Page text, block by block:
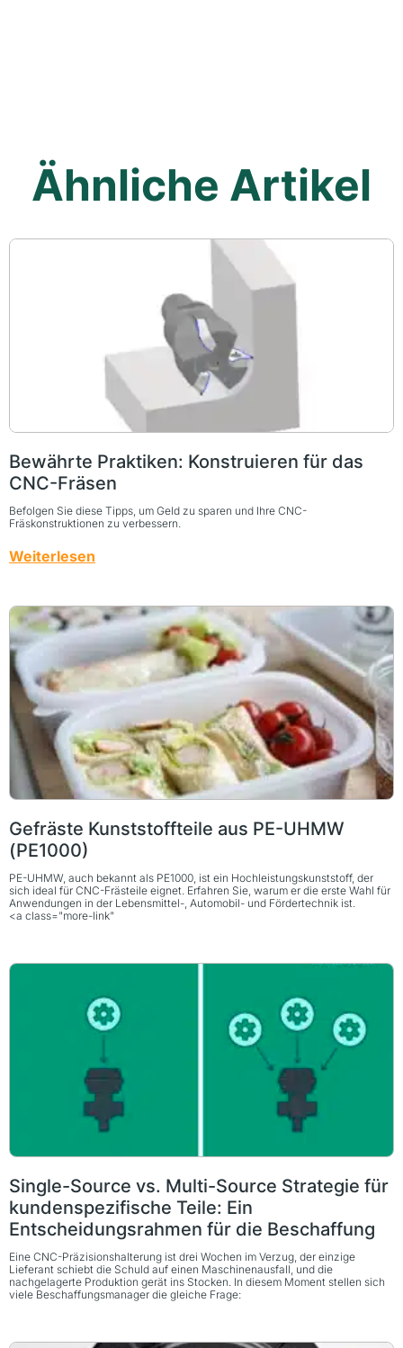
Ähnliche Artikel
Bewährte Praktiken: Konstruieren für das
CNC-Fräsen
Befolgen Sie diese Tipps, um Geld zu sparen und Ihre CNC-
Fräskonstruktionen zu verbessern.
Weiterlesen
Gefräste Kunststoffteile aus PE-UHMW
(PE1000)
PE-UHMW, auch bekannt als PE1000, ist ein Hochleistungskunststoff, der
sich ideal für CNC-Frästeile eignet. Erfahren Sie, warum er die erste Wahl für
Anwendungen in der Lebensmittel-, Automobil- und Fördertechnik ist.
<a class="more-link"
Single-Source vs. Multi-Source Strategie für
kundenspezifische Teile: Ein
Entscheidungsrahmen für die Beschaffung
Eine CNC-Präzisionshalterung ist drei Wochen im Verzug, der einzige
Lieferant schiebt die Schuld auf einen Maschinenausfall, und die
nachgelagerte Produktion gerät ins Stocken. In diesem Moment stellen sich
viele Beschaffungsmanager die gleiche Frage: